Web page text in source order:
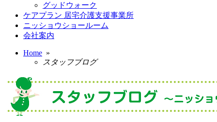
グッドウォーク
ケアプラン 居宅介護支援事業所
ニッショウショールーム
会社案内
Home »
スタッフブログ